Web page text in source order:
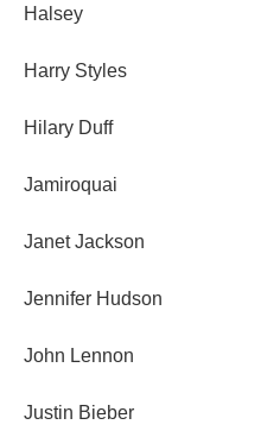
Halsey
Harry Styles
Hilary Duff
Jamiroquai
Janet Jackson
Jennifer Hudson
John Lennon
Justin Bieber